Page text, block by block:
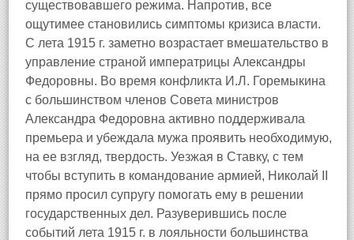
существовавшего режима. Напротив, все
ощутимее становились симптомы кризиса власти.
С лета 1915 г. заметно возрастает вмешательство в
управление страной императрицы Александры
Федоровны. Во время конфликта И.Л. Горемыкина
с большинством членов Совета министров
Александра Федоровна активно поддерживала
премьера и убеждала мужа проявить необходимую,
на ее взгляд, твердость. Уезжая в Ставку, с тем
чтобы вступить в командование армией, Николай II
прямо просил супругу помогать ему в решении
государственных дел. Разуверившись после
событий лета 1915 г. в лояльности большинства